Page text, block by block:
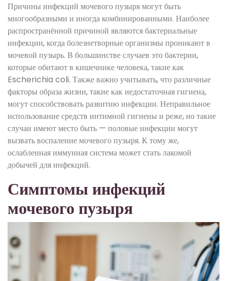
Причины инфекций мочевого пузыря могут быть
многообразными и иногда комбинированными. Наиболее
распространённой причиной являются бактериальные
инфекции, когда болезнетворные организмы проникают в
мочевой пузырь. В большинстве случаев это бактерии,
которые обитают в кишечнике человека, такие как
Escherichia coli. Также важно учитывать, что различные
факторы образа жизни, такие как недостаточная гигиена,
могут способствовать развитию инфекции. Неправильное
использование средств интимной гигиены и реже, но такие
случаи имеют место быть — половые инфекции могут
вызвать воспаление мочевого пузыря. К тому же,
ослабленная иммунная система может стать лакомой
добычей для инфекций.
Симптомы инфекций
мочевого пузыря